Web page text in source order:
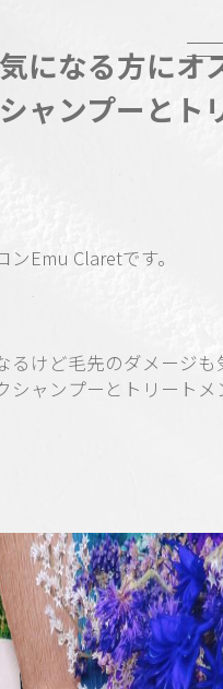
になる方にオ
ャンプーとト
Emu Claretです。
るけど毛先のダメージも
シャンプーとトリートメ